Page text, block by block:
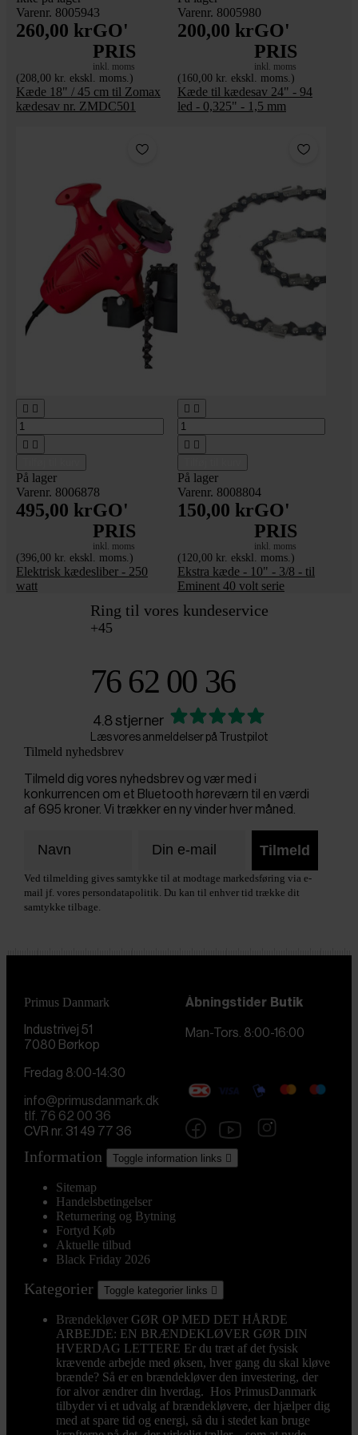
Varenr. 8005943
260,00 krGO'
PRIS
inkl. moms
(208,00 kr. ekskl. moms.)
Kæde 18" / 45 cm til Zomax
kædesav nr. ZMDC501
Varenr. 8005980
200,00 krGO'
PRIS
inkl. moms
(160,00 kr. ekskl. moms.)
Kæde til kædesav 24" - 94
led - 0,325" - 1,5 mm
 
 
På lager
Varenr. 8006878
495,00 krGO'
PRIS
inkl. moms
(396,00 kr. ekskl. moms.)
Elektrisk kædesliber - 250
watt
 
 
På lager
Varenr. 8008804
150,00 krGO'
PRIS
inkl. moms
(120,00 kr. ekskl. moms.)
Ekstra kæde - 10" - 3/8 - til
Eminent 40 volt serie
Ring til vores kundeservice
+45
76 62 00 36
4.8 stjerner
Læs vores anmeldelser på Trustpilot
Tilmeld nyhedsbrev
Tilmeld dig vores nyhedsbrev og vær med i
konkurrencen om et Bluetooth høreværn til en værdi
af 695 kroner. Vi trækker en ny vinder hver måned.
Tilmeld
Ved tilmelding gives samtykke til at modtage markedsføring via e-
mail jf. vores persondatapolitik. Du kan til enhver tid trække dit
samtykke tilbage.
Primus Danmark
Industrivej 51
7080 Børkop
Åbningstider Butik
Man-Tors. 8:00-16:00
Fredag 8:00-14:30
info@primusdanmark.dk
tlf. 76 62 00 36
CVR nr. 31 49 77 36
Information Toggle information links 
Sitemap
Handelsbetingelser
Returnering og Bytning
Fortyd Køb
Aktuelle tilbud
Black Friday 2026
Kategorier Toggle kategorier links 
Brændekløver GØR OP MED DET HÅRDE
ARBEJDE: EN BRÆNDEKLØVER GØR DIN
HVERDAG LETTERE Er du træt af det fysisk
krævende arbejde med øksen, hver gang du skal kløve
brænde? Så er en brændekløver den investering, der
for alvor ændrer din hverdag. Hos PrimusDanmark
tilbyder vi et udvalg af brændekløvere, der hjælper dig
med at spare tid og energi, så du i stedet kan bruge